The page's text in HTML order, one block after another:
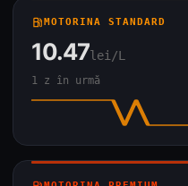
local_gas_stationMOTORINA STANDARD
10.47lei/L
1 z în urmă